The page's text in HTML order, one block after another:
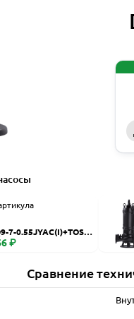
7-0.55JYAC(I)+TOS-5
₽
Сравнение